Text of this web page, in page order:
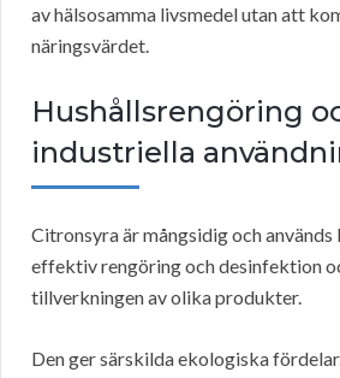
av hälsosamma livsmedel utan att
näringsvärdet.
Hushållsrengöring
industriella
Citronsyra är mångsidig och
effektiv rengöring och desinfektion
tillverkningen av olika produkter.
Den ger särskilda ekologiska